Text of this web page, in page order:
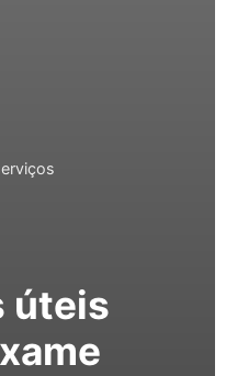
úteis